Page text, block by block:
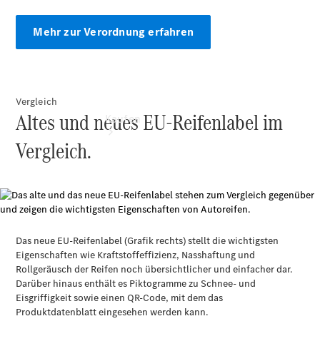
Kaufen
Übersicht
Digitale
Extras
Gebrauchtfahrzeugsuche
Mehr zur Verordnung erfahren
Vergleich
Altes und neues EU-Reifenlabel im
Vergleich.